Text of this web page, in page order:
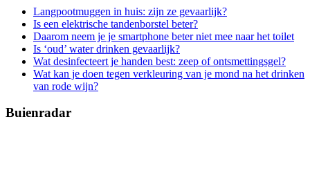
Langpootmuggen in huis: zijn ze gevaarlijk?
Is een elektrische tandenborstel beter?
Daarom neem je je smartphone beter niet mee naar het toilet
Is ‘oud’ water drinken gevaarlijk?
Wat desinfecteert je handen best: zeep of ontsmettingsgel?
Wat kan je doen tegen verkleuring van je mond na het drinken
van rode wijn?
Buienradar